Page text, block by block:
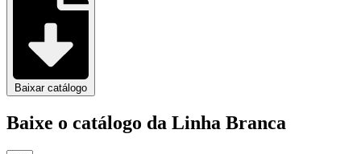
Baixar catálogo
Baixe o catálogo da Linha Branca